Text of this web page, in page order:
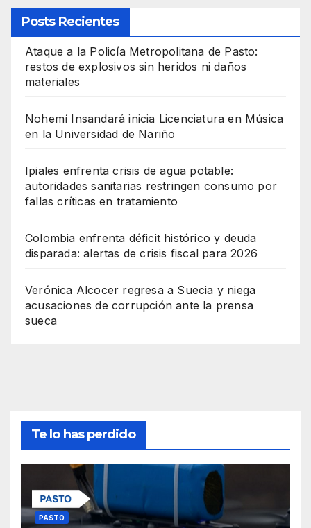
Posts Recientes
Ataque a la Policía Metropolitana de Pasto:
restos de explosivos sin heridos ni daños
materiales
Nohemí Insandará inicia Licenciatura en Música
en la Universidad de Nariño
Ipiales enfrenta crisis de agua potable:
autoridades sanitarias restringen consumo por
fallas críticas en tratamiento
Colombia enfrenta déficit histórico y deuda
disparada: alertas de crisis fiscal para 2026
Verónica Alcocer regresa a Suecia y niega
acusaciones de corrupción ante la prensa
sueca
Te lo has perdido
PASTO